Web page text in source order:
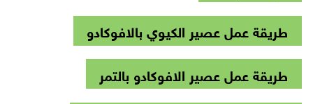
طريقة عمل عصير الكيوي بالافوكادو
طريقة عمل عصير الافوكادو بالتمر